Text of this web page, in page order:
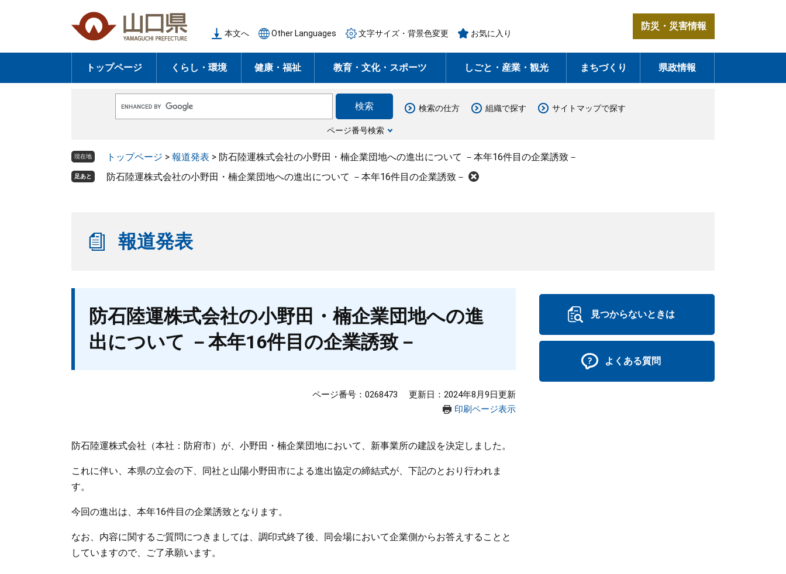
の
頭
ー
飛
本文へ Other Languages 文字サイズ・背景色変更 お気に入り
防災・災害情報
トップページ くらし・環境 健康・福祉 教育・文化・スポーツ しごと・産業・観光 まちづくり 県政情報
o
e
ス
ページ番号検索
検索の仕方 組織で探す サイトマップで探す
現在地 トップページ > 報道発表 > 防石陸運株式会社の小野田・楠企業団地への進出について －本年16件目の企業誘致－
足あと 防石陸運株式会社の小野田・楠企業団地への進出について －本年16件目の企業誘致－
報道発表
防石陸運株式会社の小野田・楠企業団地への進
出について －本年16件目の企業誘致－
ページ番号：0268473
更新日：2024年8月9日更新
印刷ページ表示
防石陸運株式会社（本社：防府市）が、小野田・楠企業団地において、新事業所の建設を決定しました。
これに伴い、本県の立会の下、同社と山陽小野田市による進出協定の締結式が、下記のとおり行われま
す。
今回の進出は、本年16件目の企業誘致となります。
なお、内容に関するご質問につきましては、調印式終了後、同会場において企業側からお答えすることと
していますので、ご了承願います。
見つからないときは
よくある質問